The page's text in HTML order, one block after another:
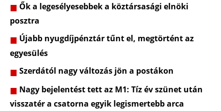
Ők a legesélyesebbek a köztársasági elnöki
posztra
Újabb nyugdíjpénztár tűnt el, megtörtént az
egyesülés
Szerdától nagy változás jön a postákon
Nagy bejelentést tett az M1: Tíz év szünet után
visszatér a csatorna egyik legismertebb arca